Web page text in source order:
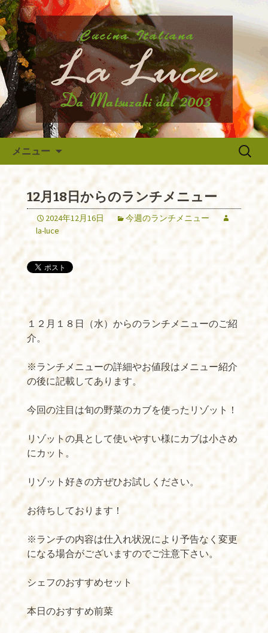
府中のイタリア料理『ラ・ルー
チェ』の最新情報
府中市、国分寺、調布などから近いイ
タリア料理『ラ・ルーチェ』のブログ
です。旬の食材の入荷情報や、新メニ
ュー・限定メニューなどの最新情報、
アルバイトさんや調理スタッフの求人
情報まで幅広く当店の情報をお届けい
たします。
メニュー
検
12月18日からのランチメニュー
2024年12月16日
今週のランチメニュー
la-luce
１２月１８日（水）からのランチメニューのご紹
介。
※ランチメニューの詳細やお値段はメニュー紹介
の後に記載してあります。
今回の注目は旬の野菜のカブを使ったリゾット！
リゾットの具として使いやすい様にカブは小さめ
にカット。
リゾット好きの方ぜひお試しください。
お待ちしております！
※ランチの内容は仕入れ状況により予告なく変更
になる場合がございますのでご注意下さい。
シェフのおすすめセット
本日のおすすめ前菜